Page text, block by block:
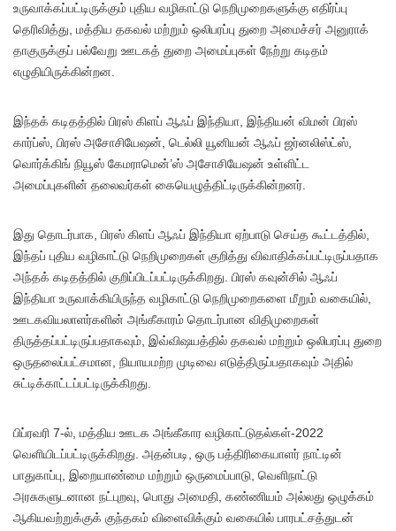
உருவாக்கப்பட்டிருக்கும் புதிய வழிகாட்டு நெறிமுறைகளுக்கு எதிர்ப்பு
தெரிவித்து, மத்திய தகவல் மற்றும் ஒலிபரப்பு துறை அமைச்சர் அனுராக்
தாகுருக்குப் பல்வேறு ஊடகத் துறை அமைப்புகள் நேற்று கடிதம்
எழுதியிருக்கின்றன.
இந்தக் கடிதத்தில் பிரஸ் கிளப் ஆஃப் இந்தியா, இந்தியன் விமன் பிரஸ்
கார்ப்ஸ், பிரஸ் அசோசியேஷன், டெல்லி யூனியன் ஆஃப் ஜர்னலிஸ்ட்ஸ்,
வொர்க்கிங் நியூஸ் கேமராமென்’ஸ் அசோசியேஷன் உள்ளிட்ட
அமைப்புகளின் தலைவர்கள் கையெழுத்திட்டிருக்கின்றனர்.
இது தொடர்பாக, பிரஸ் கிளப் ஆஃப் இந்தியா ஏற்பாடு செய்த கூட்டத்தில்,
இந்தப் புதிய வழிகாட்டு நெறிமுறைகள் குறித்து விவாதிக்கப்பட்டிருப்பதாக
அந்தக் கடிதத்தில் குறிப்பிடப்பட்டிருக்கிறது. பிரஸ் கவுன்சில் ஆஃப்
இந்தியா உருவாக்கியிருந்த வழிகாட்டு நெறிமுறைகளை மீறும் வகையில்,
ஊடகவியலாளர்களின் அங்கீகாரம் தொடர்பான விதிமுறைகள்
திருத்தப்பட்டிருப்பதாகவும், இவ்விஷயத்தில் தகவல் மற்றும் ஒலிபரப்பு துறை
ஒருதலைப்பட்சமான, நியாயமற்ற முடிவை எடுத்திருப்பதாகவும் அதில்
சுட்டிக்காட்டப்பட்டிருக்கிறது.
பிப்ரவரி 7-ல், மத்திய ஊடக அங்கீகார வழிகாட்டுதல்கள்-2022
வெளியிடப்பட்டிருக்கிறது. அதன்படி, ஒரு பத்திரிகையாளர் நாட்டின்
பாதுகாப்பு, இறையாண்மை மற்றும் ஒருமைப்பாடு, வெளிநாட்டு
அரசுகளுடனான நட்புறவு, பொது அமைதி, கண்ணியம் அல்லது ஒழுக்கம்
ஆகியவற்றுக்குக் குந்தகம் விளைவிக்கும் வகையில் பாரபட்சத்துடன்